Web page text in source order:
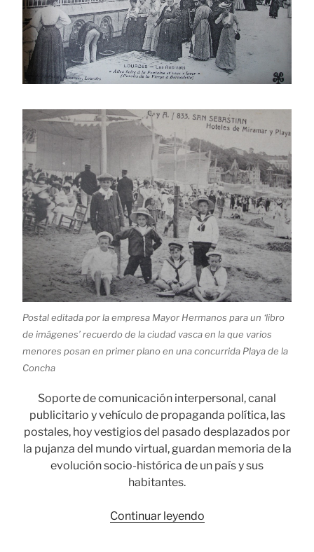
Postal editada por la empresa Mayor Hermanos para un ‘libro
de imágenes’ recuerdo de la ciudad vasca en la que varios
menores posan en primer plano en una concurrida Playa de la
Concha
Soporte de comunicación interpersonal, canal
publicitario y vehículo de propaganda política, las
postales, hoy vestigios del pasado desplazados por
la pujanza del mundo virtual, guardan memoria de la
evolución socio-histórica de un país y sus
habitantes.
Continuar leyendo«Postales,